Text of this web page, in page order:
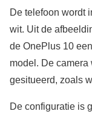
De telefoon wordt
wit. Uit de
de OnePlus 10
model. De
gesitueerd, zoals
De configuratie is